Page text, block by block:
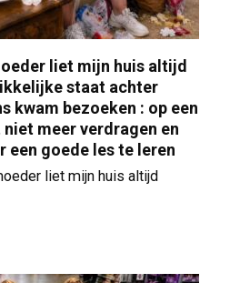
liet mijn huis altijd
staat achter
kwam bezoeken : op een
meer verdragen en
een goede les te leren
liet mijn huis altijd